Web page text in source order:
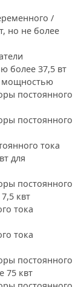
/
но не более
более 37,5 вт
мощностью
постоянного
постоянного
тока
для
постоянного
квт
тока
тока
постоянного
75 квт